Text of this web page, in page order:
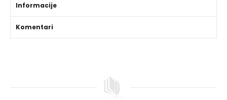
Informacije
Komentari